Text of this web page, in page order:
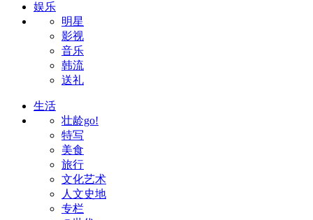
娱乐
明星
影视
音乐
韩流
送礼
生活
壮龄go!
特写
美食
旅行
文化艺术
人文史地
专栏